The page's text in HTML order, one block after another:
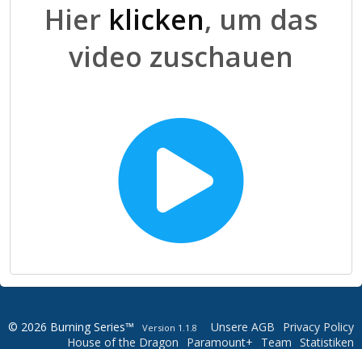
Hier klicken, um das
video zuschauen
© 2026 Burning Series™ Version 1.1.8 Privacy Policy
Unsere AGB
Statistiken
Team
Paramount+
House of the Dragon